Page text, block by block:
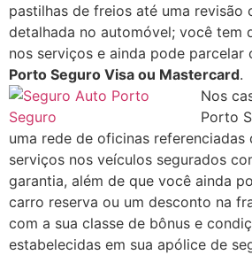
pastilhas de freios até uma revisão
detalhada no automóvel; você tem
nos serviços e ainda pode parcelar
Porto Seguro Visa ou Mastercard.
Nos
Porto
uma rede de oficinas referenciadas
serviços nos veículos segurados
garantia, além de que você ainda
carro reserva ou um desconto na
com a sua classe de bônus e
estabelecidas em sua apólice de